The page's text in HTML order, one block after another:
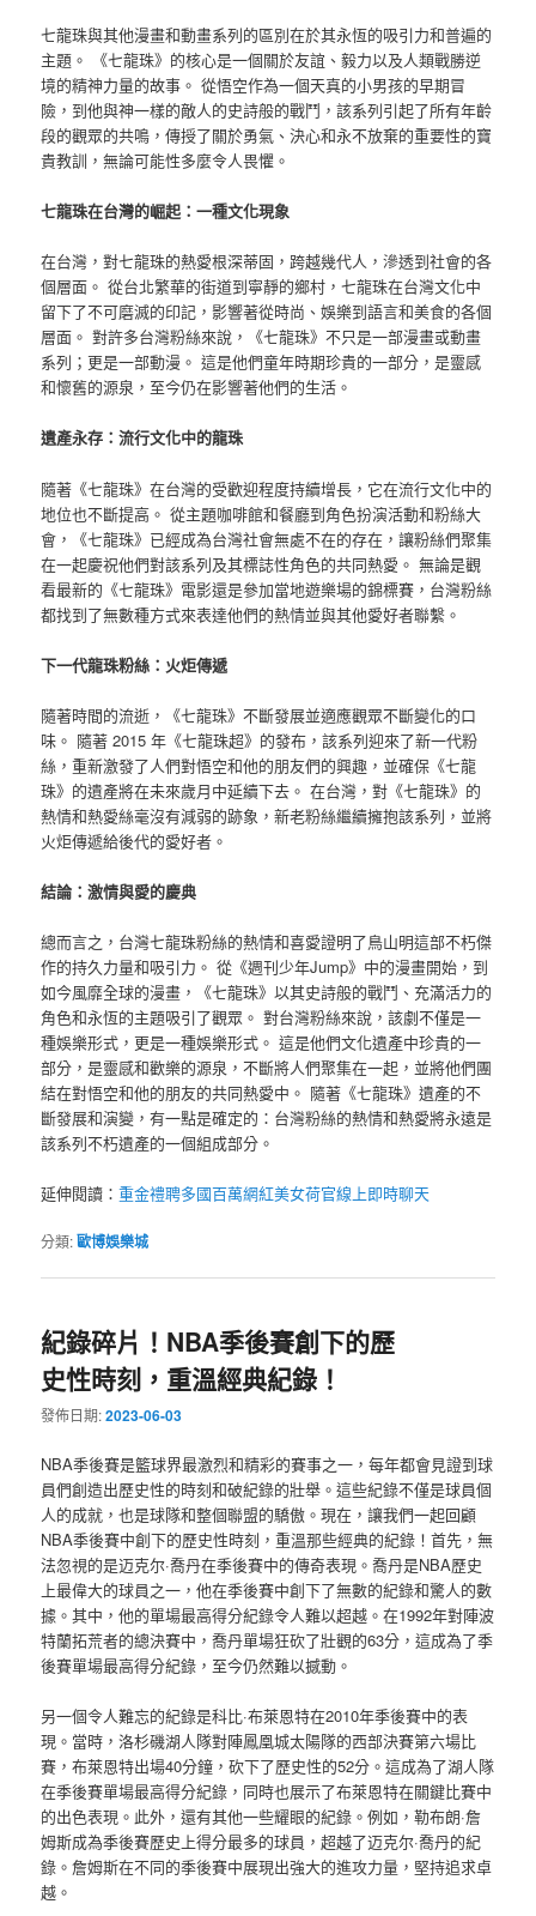
七龍珠與其他漫畫和動畫系列的區別在於其永恆的吸引力和普遍的
主題。 《七龍珠》的核心是一個關於友誼、毅力以及人類戰勝逆
境的精神力量的故事。 從悟空作為一個天真的小男孩的早期冒
險，到他與神一樣的敵人的史詩般的戰鬥，該系列引起了所有年齡
段的觀眾的共鳴，傳授了關於勇氣、決心和永不放棄的重要性的寶
貴教訓，無論可能性多麼令人畏懼。
七龍珠在台灣的崛起：一種文化現象
在台灣，對七龍珠的熱愛根深蒂固，跨越幾代人，滲透到社會的各
個層面。 從台北繁華的街道到寧靜的鄉村，七龍珠在台灣文化中
留下了不可磨滅的印記，影響著從時尚、娛樂到語言和美食的各個
層面。 對許多台灣粉絲來說，《七龍珠》不只是一部漫畫或動畫
系列；更是一部動漫。 這是他們童年時期珍貴的一部分，是靈感
和懷舊的源泉，至今仍在影響著他們的生活。
遺產永存：流行文化中的龍珠
隨著《七龍珠》在台灣的受歡迎程度持續增長，它在流行文化中的
地位也不斷提高。 從主題咖啡館和餐廳到角色扮演活動和粉絲大
會，《七龍珠》已經成為台灣社會無處不在的存在，讓粉絲們聚集
在一起慶祝他們對該系列及其標誌性角色的共同熱愛。 無論是觀
看最新的《七龍珠》電影還是參加當地遊樂場的錦標賽，台灣粉絲
都找到了無數種方式來表達他們的熱情並與其他愛好者聯繫。
下一代龍珠粉絲：火炬傳遞
隨著時間的流逝，《七龍珠》不斷發展並適應觀眾不斷變化的口
味。 隨著 2015 年《七龍珠超》的發布，該系列迎來了新一代粉
絲，重新激發了人們對悟空和他的朋友們的興趣，並確保《七龍
珠》的遺產將在未來歲月中延續下去。 在台灣，對《七龍珠》的
熱情和熱愛絲毫沒有減弱的跡象，新老粉絲繼續擁抱該系列，並將
火炬傳遞給後代的愛好者。
結論：激情與愛的慶典
總而言之，台灣七龍珠粉絲的熱情和喜愛證明了鳥山明這部不朽傑
作的持久力量和吸引力。 從《週刊少年Jump》中的漫畫開始，到
如今風靡全球的漫畫，《七龍珠》以其史詩般的戰鬥、充滿活力的
角色和永恆的主題吸引了觀眾。 對台灣粉絲來說，該劇不僅是一
種娛樂形式，更是一種娛樂形式。 這是他們文化遺產中珍貴的一
部分，是靈感和歡樂的源泉，不斷將人們聚集在一起，並將他們團
結在對悟空和他的朋友的共同熱愛中。 隨著《七龍珠》遺產的不
斷發展和演變，有一點是確定的：台灣粉絲的熱情和熱愛將永遠是
該系列不朽遺產的一個組成部分。
延伸閱讀：重金禮聘多國百萬網紅美女荷官線上即時聊天
分類:歐博娛樂城
紀錄碎片！NBA季後賽創下的歷
史性時刻，重溫經典紀錄！
發佈日期:2023-06-03
NBA季後賽是籃球界最激烈和精彩的賽事之一，每年都會見證到球
員們創造出歷史性的時刻和破紀錄的壯舉。這些紀錄不僅是球員個
人的成就，也是球隊和整個聯盟的驕傲。現在，讓我們一起回顧
NBA季後賽中創下的歷史性時刻，重溫那些經典的紀錄！首先，無
法忽視的是迈克尔·喬丹在季後賽中的傳奇表現。喬丹是NBA歷史
上最偉大的球員之一，他在季後賽中創下了無數的紀錄和驚人的數
據。其中，他的單場最高得分紀錄令人難以超越。在1992年對陣波
特蘭拓荒者的總決賽中，喬丹單場狂砍了壯觀的63分，這成為了季
後賽單場最高得分紀錄，至今仍然難以撼動。
另一個令人難忘的紀錄是科比·布萊恩特在2010年季後賽中的表
現。當時，洛杉磯湖人隊對陣鳳凰城太陽隊的西部決賽第六場比
賽，布萊恩特出場40分鐘，砍下了歷史性的52分。這成為了湖人隊
在季後賽單場最高得分紀錄，同時也展示了布萊恩特在關鍵比賽中
的出色表現。此外，還有其他一些耀眼的紀錄。例如，勒布朗·詹
姆斯成為季後賽歷史上得分最多的球員，超越了迈克尔·喬丹的紀
錄。詹姆斯在不同的季後賽中展現出強大的進攻力量，堅持追求卓
越。